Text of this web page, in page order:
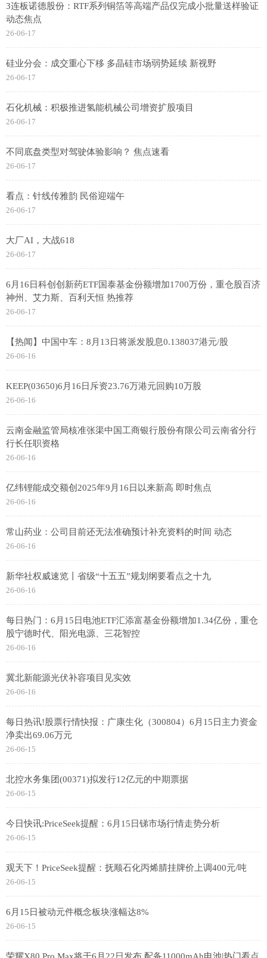
3连板诺德股份：RTF系列铜箔等高端产品仅完成小批量送样验证
动态焦点
26-06-17
硅业分会：成交重心下移 多晶硅市场弱势延续 新视野
26-06-17
石化机械：积极推进氢能机械公司增资扩股项目
26-06-17
不同底盘类型对驾驶体验影响？ 焦点速看
26-06-17
看点：针线传雅韵 民俗迎端午
26-06-17
大厂AI，大战618
26-06-17
6月16日科创创新药ETF国泰基金份额增加1700万份，重仓股百济
神州、艾力斯、百利天恒 热推荐
26-06-17
【热闻】中国中车：8月13日将派发股息0.138037港元/股
26-06-16
KEEP(03650)6月16日斥资23.76万港元回购10万股
26-06-16
云南金融监管局核准张渠中国工商银行股份有限公司云南省分行
行长任职资格
26-06-16
亿纬锂能成交额创2025年9月16日以来新高 即时焦点
26-06-16
常山药业：公司目前还无法准确预计补充资料的时间 动态
26-06-16
新华社权威速览丨省级“十五五”规划纲要看点之十九
26-06-16
每日热门：6月15日电池ETF汇添富基金份额增加1.34亿份，重仓
股宁德时代、阳光电源、三花智控
26-06-16
冀北新能源光伏补容项目见实效
26-06-16
每日热讯!股票行情快报：广康生化（300804）6月15日主力资金
净卖出69.06万元
26-06-15
北控水务集团(00371)拟发行12亿元的中期票据
26-06-15
今日快讯:PriceSeek提醒：6月15日锑市场行情走势分析
26-06-15
观天下！PriceSeek提醒：抚顺石化丙烯腈挂牌价上调400元/吨
26-06-15
6月15日被动元件概念板块涨幅达8%
26-06-15